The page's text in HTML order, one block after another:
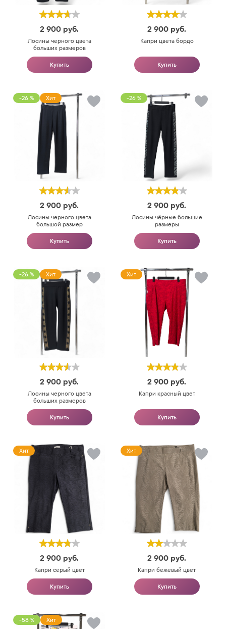
2 900 руб.
Лосины черного цвета
больших размеров
Купить
2 900 руб.
Капри цвета бордо
Купить
-26 % Хит
2 900 руб.
Лосины черного цвета
большой размер
Купить
-26 %
2 900 руб.
Лосины чёрные большие
размеры
Купить
-26 % Хит
2 900 руб.
Лосины черного цвета
больших размеров
Купить
Хит
2 900 руб.
Капри красный цвет
Купить
Хит
2 900 руб.
Капри серый цвет
Купить
Хит
2 900 руб.
Капри бежевый цвет
Купить
-58 % Хит